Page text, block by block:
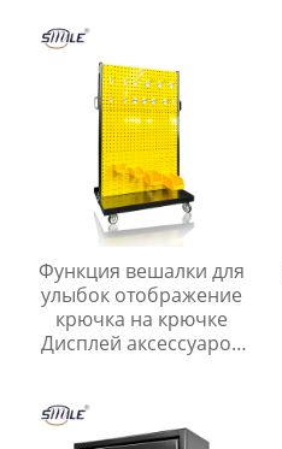
Функция вешалки для
улыбок отображение
крючка на крючке
Дисплей аксессуаров